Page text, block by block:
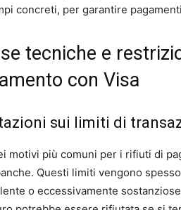
concreti, per garantire
tecniche e
con Visa
sui limiti di
motivi più comuni per i rifiuti di
Questi limiti vengono
o eccessivamente